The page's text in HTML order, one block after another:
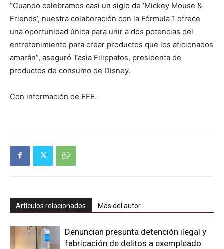
“Cuando celebramos casi un siglo de ‘Mickey Mouse &
Friends’, nuestra colaboración con la Fórmula 1 ofrece
una oportunidad única para unir a dos potencias del
entretenimiento para crear productos que los aficionados
amarán”, aseguró Tasia Filippatos, presidenta de
productos de consumo de Disney.
Con información de EFE.
Artículos relacionados Más del autor
Denuncian presunta detención ilegal y
fabricación de delitos a exempleado